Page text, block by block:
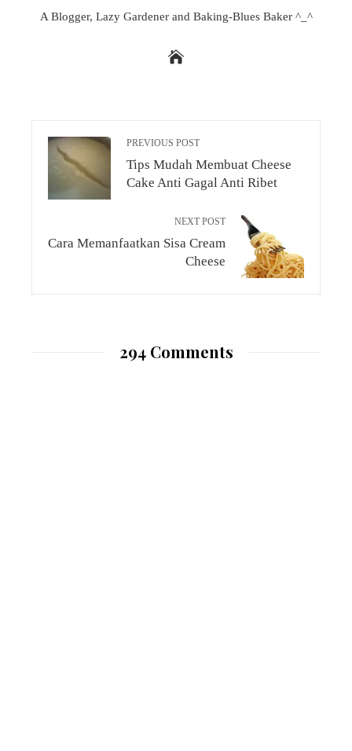
A Blogger, Lazy Gardener and Baking-Blues Baker ^_^
PREVIOUS POST
Tips Mudah Membuat Cheese
Cake Anti Gagal Anti Ribet
NEXT POST
Cara Memanfaatkan Sisa Cream
Cheese
294 Comments